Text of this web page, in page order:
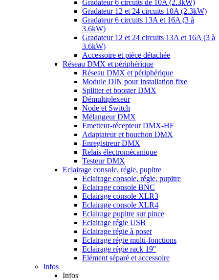
Gradateur 6 circuits de 10A (2.3kW)
Gradateur 12 et 24 circuits 10A (2.3kW)
Gradateur 6 circuits 13A et 16A (3 à
3.6kW)
Gradateur 12 et 24 circuits 13A et 16A (3 à
3.6kW)
Accessoire et pièce détachée
Réseau DMX et périphérique
Réseau DMX et périphérique
Module DIN pour installation fixe
Splitter et booster DMX
Démultiplexeur
Node et Switch
Mélangeur DMX
Emetteur-récepteur DMX-HF
Adaptateur et bouchon DMX
Enregistreur DMX
Relais électromécanique
Testeur DMX
Eclairage console, régie, pupitre
Eclairage console, régie, pupitre
Eclairage console BNC
Eclairage console XLR3
Eclairage console XLR4
Eclairage pupitre sur pince
Eclairage régie USB
Eclairage régie à poser
Eclairage régie multi-fonctions
Eclairage régie rack 19''
Elément séparé et accessoire
Infos
Infos